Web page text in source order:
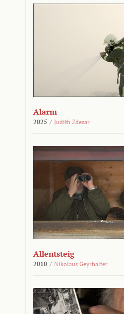
Alarm
2025 / Judith Zdesar
Allentsteig
2010 / Nikolaus Geyrhalter